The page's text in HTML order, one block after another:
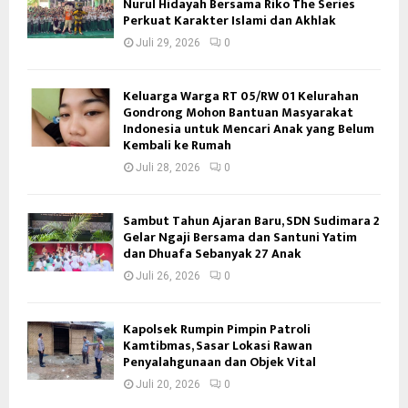
Nurul Hidayah Bersama Riko The Series
Perkuat Karakter Islami dan Akhlak
Juli 29, 2026 0
Keluarga Warga RT 05/RW 01 Kelurahan
Gondrong Mohon Bantuan Masyarakat
Indonesia untuk Mencari Anak yang Belum
Kembali ke Rumah
Juli 28, 2026 0
Sambut Tahun Ajaran Baru, SDN Sudimara 2
Gelar Ngaji Bersama dan Santuni Yatim
dan Dhuafa Sebanyak 27 Anak
Juli 26, 2026 0
Kapolsek Rumpin Pimpin Patroli
Kamtibmas, Sasar Lokasi Rawan
Penyalahgunaan dan Objek Vital
Juli 20, 2026 0